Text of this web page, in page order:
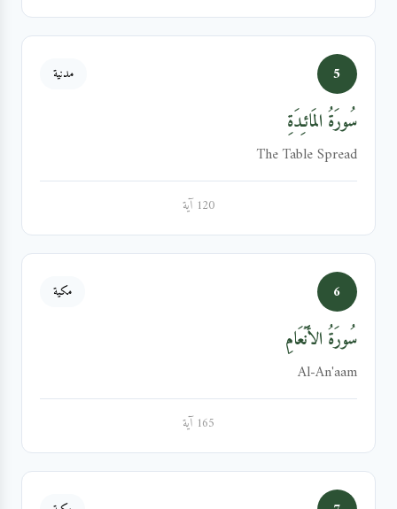
5 مدنية
سُورَةُ المَائـِدَةِ
The Table Spread
120 آية
6 مكية
سُورَةُ الأَنۡعَامِ
Al-An'aam
165 آية